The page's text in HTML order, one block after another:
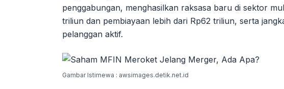
penggabungan, menghasilkan raksasa baru di sektor
triliun dan pembiayaan lebih dari Rp62 triliun, serta
pelanggan aktif.
Gambar Istimewa : awsimages.detik.net.id